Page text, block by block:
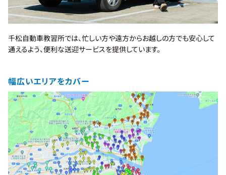
千松自動車教習所では、忙しい方や遠方からお越しの方でも安心して
通えるよう、便利な送迎サービスを提供しています。
幅広いエリアをカバー